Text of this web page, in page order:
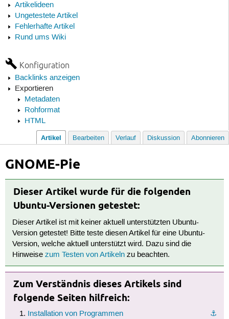
Artikelideen
Ungetestete Artikel
Fehlerhafte Artikel
Rund ums Wiki
Konfiguration
Backlinks anzeigen
Exportieren
Metadaten
Rohformat
HTML
Artikel Bearbeiten Verlauf Diskussion Abonnieren
GNOME-Pie
Dieser Artikel wurde für die folgenden
Ubuntu-Versionen getestet:
Dieser Artikel ist mit keiner aktuell unterstützten Ubuntu-
Version getestet! Bitte teste diesen Artikel für eine Ubuntu-
Version, welche aktuell unterstützt wird. Dazu sind die
Hinweisezum Testen von Artikeln zu beachten.
Zum Verständnis dieses Artikels sind
folgende Seiten hilfreich:
⚓︎
Installation von Programmen